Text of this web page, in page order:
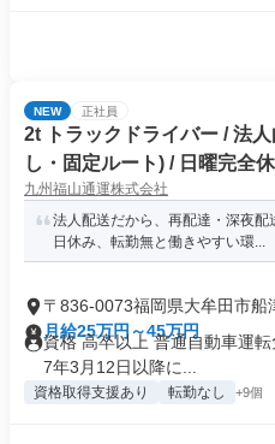
NEW 正社員
2t トラックドライバー / 法
し・固定ルート) / 日曜完全
ﾊﾞｰ2t(正社員)
九州福山通運株式会社
法人配送だから、再配達・深夜
日休み、転勤無と働きやすい環...
〒836-0073福岡県大牟田市船
月給25万円～45万円
資格 高卒以上 普通自動車運
7年3月12日以降に...
資格取得支援あり 転勤なし +9個